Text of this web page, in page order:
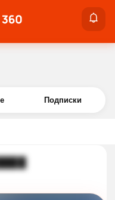
Войти
Подписки